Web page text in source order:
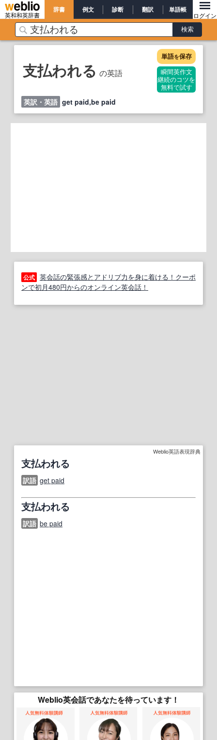
英和和英辞書
辞書 例文 診断 翻訳 単語帳
ログイン
支払われる の英語
単語を保存
瞬間英作文
継続のコツを
無料で試す
英訳・英語 get paid,be paid
公式 英会話の緊張感とアドリブ力を身に着ける！クーポ
ンで初月480円からのオンライン英会話！
Weblio英語表現辞典
支払われる
訳語 get paid
支払われる
訳語 be paid
Weblio英会話であなたを待っています！